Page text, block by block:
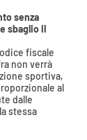
senza
sbaglio il
fiscale
non verrà
sportiva,
al
dalle
stessa